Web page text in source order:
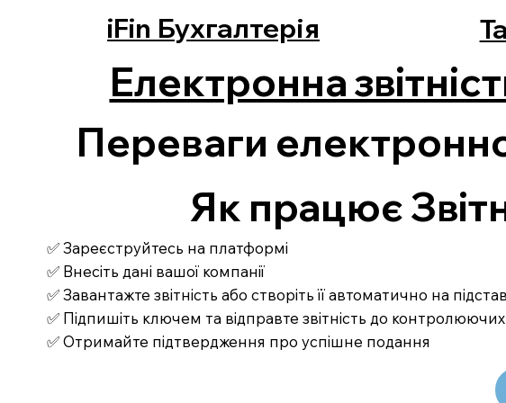
iFin Бухгалтерія
Електронна
Переваги
Як працює
✅ Зареєструйтесь на платформі
✅ Внесіть дані вашої компанії
✅ Завантажте звітність або створіть її автоматично на
✅ Підпишіть ключем та відправте звітність до контролюючих
✅ Отримайте підтвердження про успішне подання